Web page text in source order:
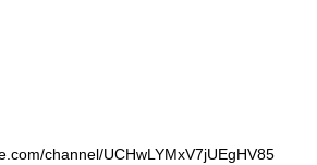
channel/UCHwLYMxV7jUEgHV85